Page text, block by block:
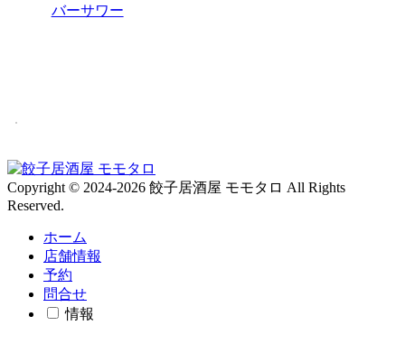
バーサワー
Copyright © 2024-2026 餃子居酒屋 モモタロ All Rights
Reserved.
ホーム
店舗情報
予約
問合せ
情報